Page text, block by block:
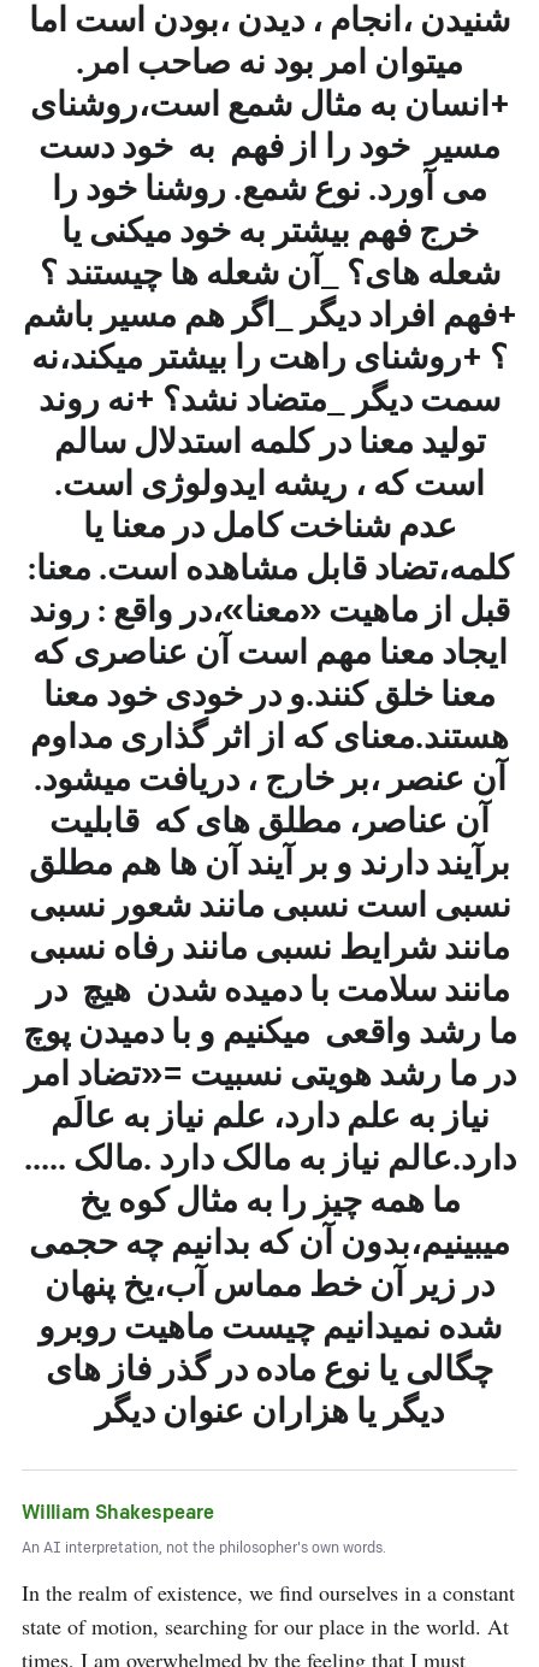
شنیدن ،انجام ، دیدن ،بودن است اما
میتوان امر بود نه صاحب امر.
+انسان به مثال شمع است،روشنای
مسیر خود را از فهم به خود دست
می آورد. نوع شمع. روشنا خود را
خرج فهم بیشتر به خود میکنی یا
شعله های؟ _آن شعله ها چیستند ؟
+فهم افراد دیگر _اگر هم مسیر باشم
؟ +روشنای راهت را بیشتر میکند،نه
سمت دیگر _متضاد نشد؟ +نه روند
تولید معنا در کلمه استدلال سالم
است که ، ریشه ایدولوژی است.
عدم شناخت کامل در معنا یا
کلمه،تضاد قابل مشاهده است. معنا:
قبل از ماهیت «معنا»،در واقع : روند
ایجاد معنا مهم است آن عناصری که
معنا خلق کنند.و در خودی خود معنا
هستند.معنای که از اثر گذاری مداوم
آن عنصر ،بر خارج ، دریافت میشود.
آن عناصر، مطلق های که قابلیت
برآیند دارند و بر آیند آن ها هم مطلق
نسبی است نسبی مانند شعور نسبی
مانند شرایط نسبی مانند رفاه نسبی
مانند سلامت با دمیده شدن هیچ در
ما رشد واقعی میکنیم و با دمیدن پوچ
در ما رشد هویتی نسبیت =«تضاد امر
نیاز به علم دارد، علم نیاز به عالَم
دارد.عالم نیاز به مالک دارد .مالک .....
ما همه چیز را به مثال کوه یخ
میبینیم،بدون آن که بدانیم چه حجمی
در زیر آن خط مماس آب،یخ پنهان
شده نمیدانیم چیست ماهیت روبرو
چگالی یا نوع ماده در گذر فاز های
دیگر یا هزاران عنوان دیگر
William Shakespeare
An AI interpretation, not the philosopher's own words.
In the realm of existence, we find ourselves in a constant
state of motion, searching for our place in the world. At
times, I am overwhelmed by the feeling that I must